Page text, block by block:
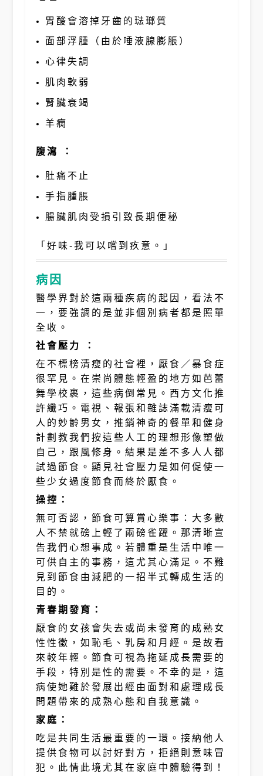
胃酸會溶掉牙齒的琺瑯質
面部浮腫（由於唾液腺膨脹）
心律失調
肌肉軟弱
腎臟衰竭
羊癇
腹瀉 ：
肚痛不止
手指腫脹
腸臟肌肉受損引致長期便秘
「好味-我可以嚐到疚意。」
病因
醫學界對於這兩種疾病的起因，看法不
一，要強調的是並非個別病者都是照單
全收。
社會壓力 ：
在不標榜清瘦的社會裡，厭食／暴食症
很罕見。在崇尚體態輕盈的地方如芭蕾
舞學校裹，這些病倒常見。西方文化推
許纖巧。電視、報張和雜誌滿載清瘦可
人的妙齡男女，推銷神奇的餐單和健身
計劃教我們按這些人工的理想形像塑做
自己，跟風修身。結果是差不多人人都
試過節食。顯見社會壓力是如何促使一
些少女過度節食而終於厭食。
操控：
無可否認，節食可算賞心樂事：大多數
人不禁就磅上輕了兩磅雀躍。那清晰宣
告我們心想事成。若體重是生活中唯一
可供自主的事務，這尤其心滿足。不難
見到節食由減肥的一招半式轉成生活的
目的。
青春期發育：
厭食的女孩會失去或尚未發育的成熟女
性性徵，如恥毛、乳房和月經。是故看
來較年輕。節食可視為拖延成長需要的
手段，特別是性的需要。不幸的是，這
病使她難於發展出經由面對和處理成長
問題帶來的成熟心態和自我意識。
家庭：
吃是共同生活最重要的一環。接納他人
提供食物可以討好對方，拒絕則意味冒
犯。此情此境尤其在家庭中體驗得到！